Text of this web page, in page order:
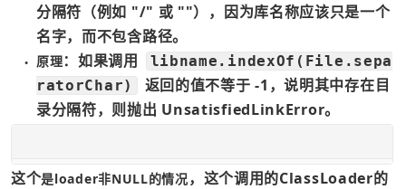
分隔符（例如 "/" 或 ""），因为库名称应该只是一个
名字，而不包含路径。
● 原理：如果调用
libname.indexOf(File.sepa
ratorChar)
返回的值不等于 -1，说明其中存在目
录分隔符，则抛出 UnsatisfiedLinkError。
这个是loader非NULL的情况，这个调用的ClassLoader的